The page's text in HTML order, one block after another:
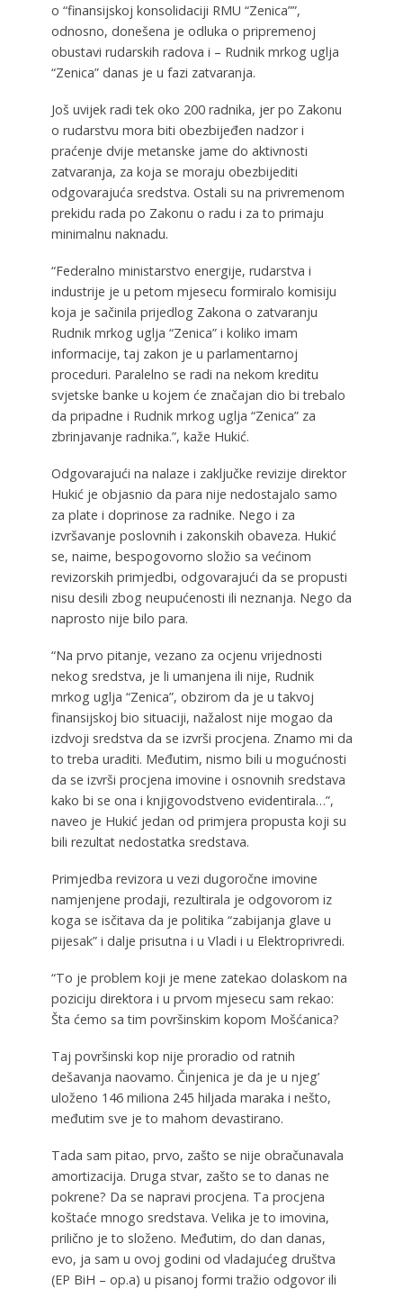
o “finansijskoj konsolidaciji RMU “Zenica””,
odnosno, donešena je odluka o pripremenoj
obustavi rudarskih radova i – Rudnik mrkog uglja
“Zenica” danas je u fazi zatvaranja.
Još uvijek radi tek oko 200 radnika, jer po Zakonu
o rudarstvu mora biti obezbijeđen nadzor i
praćenje dvije metanske jame do aktivnosti
zatvaranja, za koja se moraju obezbijediti
odgovarajuća sredstva. Ostali su na privremenom
prekidu rada po Zakonu o radu i za to primaju
minimalnu naknadu.
“Federalno ministarstvo energije, rudarstva i
industrije je u petom mjesecu formiralo komisiju
koja je sačinila prijedlog Zakona o zatvaranju
Rudnik mrkog uglja “Zenica” i koliko imam
informacije, taj zakon je u parlamentarnoj
proceduri. Paralelno se radi na nekom kreditu
svjetske banke u kojem će značajan dio bi trebalo
da pripadne i Rudnik mrkog uglja “Zenica” za
zbrinjavanje radnika.”, kaže Hukić.
Odgovarajući na nalaze i zaključke revizije direktor
Hukić je objasnio da para nije nedostajalo samo
za plate i doprinose za radnike. Nego i za
izvršavanje poslovnih i zakonskih obaveza. Hukić
se, naime, bespogovorno složio sa većinom
revizorskih primjedbi, odgovarajući da se propusti
nisu desili zbog neupućenosti ili neznanja. Nego da
naprosto nije bilo para.
“Na prvo pitanje, vezano za ocjenu vrijednosti
nekog sredstva, je li umanjena ili nije, Rudnik
mrkog uglja “Zenica”, obzirom da je u takvoj
finansijskoj bio situaciji, nažalost nije mogao da
izdvoji sredstva da se izvrši procjena. Znamo mi da
to treba uraditi. Međutim, nismo bili u mogućnosti
da se izvrši procjena imovine i osnovnih sredstava
kako bi se ona i knjigovodstveno evidentirala…”,
naveo je Hukić jedan od primjera propusta koji su
bili rezultat nedostatka sredstava.
Primjedba revizora u vezi dugoročne imovine
namjenjene prodaji, rezultirala je odgovorom iz
koga se isčitava da je politika “zabijanja glave u
pijesak” i dalje prisutna i u Vladi i u Elektroprivredi.
“To je problem koji je mene zatekao dolaskom na
poziciju direktora i u prvom mjesecu sam rekao:
Šta ćemo sa tim površinskim kopom Mošćanica?
Taj površinski kop nije proradio od ratnih
dešavanja naovamo. Činjenica je da je u njeg’
uloženo 146 miliona 245 hiljada maraka i nešto,
međutim sve je to mahom devastirano.
Tada sam pitao, prvo, zašto se nije obračunavala
amortizacija. Druga stvar, zašto se to danas ne
pokrene? Da se napravi procjena. Ta procjena
koštaće mnogo sredstava. Velika je to imovina,
prilično je to složeno. Međutim, do dan danas,
evo, ja sam u ovoj godini od vladajućeg društva
(EP BiH – op.a) u pisanoj formi tražio odgovor ili